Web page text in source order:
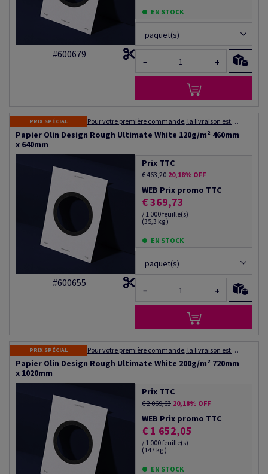
#600679
EN STOCK
paquet(s)
− +
PRIX SPÉCIAL Pour votre première commande, la livraison est gratuite ! Expédition dans les 48 à 72 heures
Papier Olin Design Rough Ultimate White 120g/m² 460mm
x 640mm
#600655
Prix TTC
€ 463,20 20,18% OFF
WEB Prix promo TTC
€ 369,73
/ 1 000 feuille(s)
(35,3 kg )
EN STOCK
paquet(s)
− +
PRIX SPÉCIAL Pour votre première commande, la livraison est gratuite ! Expédition dans les 48 à 72 heures
Papier Olin Design Rough Ultimate White 200g/m² 720mm
x 1020mm
Prix TTC
€ 2 069,63 20,18% OFF
WEB Prix promo TTC
€ 1 652,05
/ 1 000 feuille(s)
(147 kg )
EN STOCK